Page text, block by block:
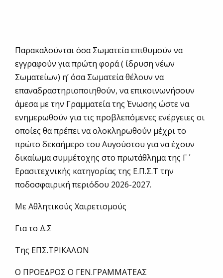
Παρακαλούνται όσα Σωματεία επιθυμούν να
εγγραφούν για πρώτη φορά ( ίδρυση νέων
Σωματείων) η’ όσα Σωματεία θέλουν να
επαναδραστηριοποιηθούν, να επικοινωνήσουν
άμεσα με την Γραμματεία της Ένωσης ώστε να
ενημερωθούν για τις προβλεπόμενες ενέργειες οι
οποίες θα πρέπει να ολοκληρωθούν μέχρι το
πρώτο δεκαήμερο του Αυγούστου για να έχουν
δικαίωμα συμμέτοχης στο πρωτάθλημα της Γ΄
Ερασιτεχνικής κατηγορίας της Ε.Π.Σ.Τ την
ποδοσφαιρική περιόδου 2026-2027.
Με Αθλητικούς Χαιρετισμούς
Για το Δ.Σ
Της ΕΠΣ.ΤΡΙΚΑΛΩΝ
Ο ΠΡΟΕΔΡΟΣ Ο ΓΕΝ.ΓΡΑΜΜΑΤΕΑΣ